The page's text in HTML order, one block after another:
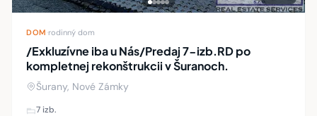
DOM rodinný dom
/Exkluzívne iba u Nás/Predaj 7-izb.RD po
kompletnej rekonštrukcii v Šuranoch.
Šurany, Nové Zámky
7 izb.